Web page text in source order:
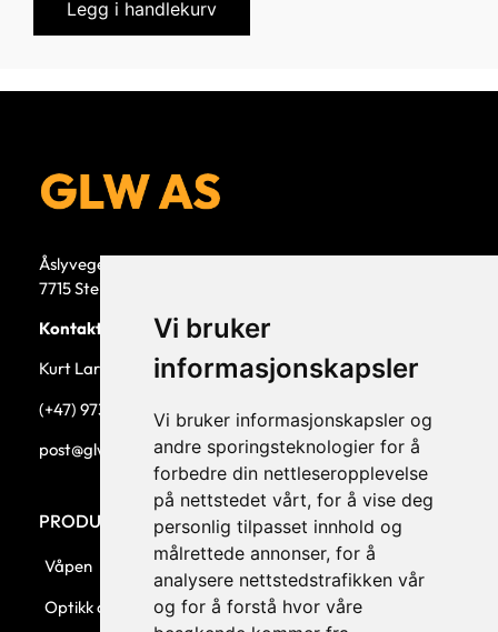
Vi bruker
informasjonskapsler
Vi bruker informasjonskapsler og
andre sporingsteknologier for å
forbedre din nettleseropplevelse
på nettstedet vårt, for å vise deg
personlig tilpasset innhold og
målrettede annonser, for å
analysere nettstedstrafikken vår
og for å forstå hvor våre
Legg i handlekurv
Åslyvegen 5b
7715 Steinkjer
Kontaktperson
Kurt Larsen, daglig leder.
(+47) 973 33 332
post@glw.no
PRODUKTKATEGORIER
Våpen
Optikk og montasjer